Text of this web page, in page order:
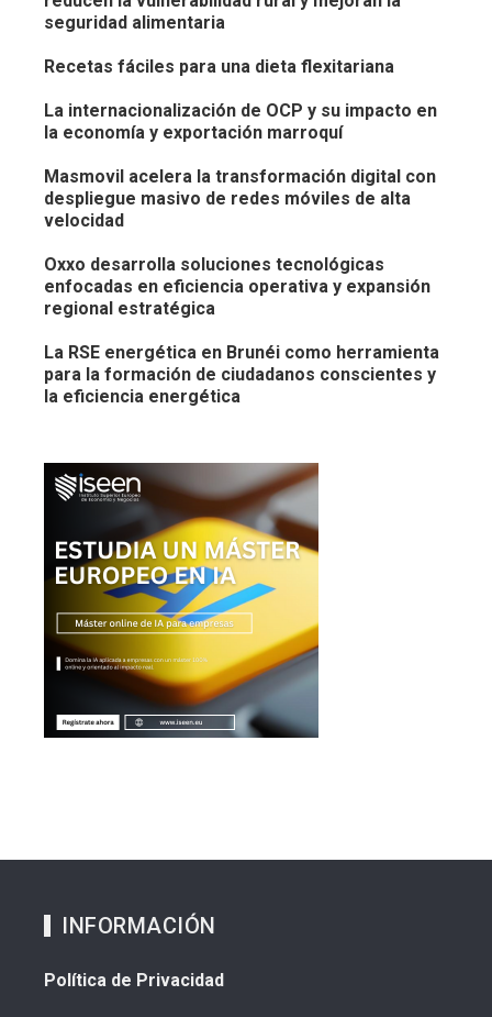
seguridad alimentaria
Recetas fáciles para una dieta flexitariana
La internacionalización de OCP y su impacto en
la economía y exportación marroquí
Masmovil acelera la transformación digital con
despliegue masivo de redes móviles de alta
velocidad
Oxxo desarrolla soluciones tecnológicas
enfocadas en eficiencia operativa y expansión
regional estratégica
La RSE energética en Brunéi como herramienta
para la formación de ciudadanos conscientes y
la eficiencia energética
INFORMACIÓN
Política de Privacidad